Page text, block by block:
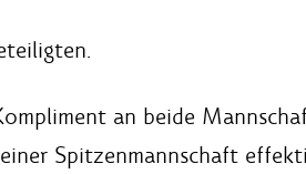
an beide
Spitzenmannschaft